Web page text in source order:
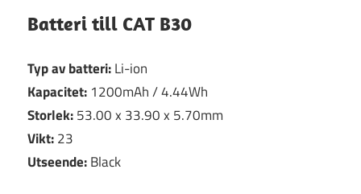
Batteri till CAT B30
Typ av batteri:Li-ion
Kapacitet: 1200mAh / 4.44Wh
Storlek:53.00 x 33.90 x 5.70mm
Vikt:23
Utseende:Black